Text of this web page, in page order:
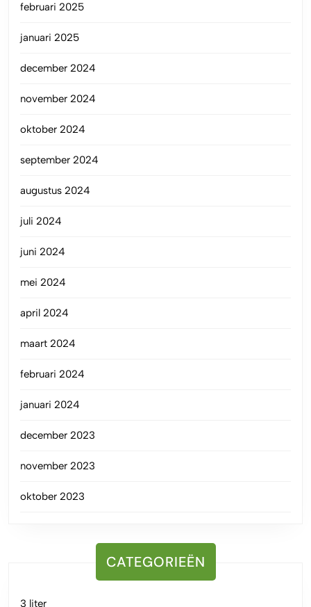
februari 2025
januari 2025
december 2024
november 2024
oktober 2024
september 2024
augustus 2024
juli 2024
juni 2024
mei 2024
april 2024
maart 2024
februari 2024
januari 2024
december 2023
november 2023
oktober 2023
CATEGORIEËN
3 liter